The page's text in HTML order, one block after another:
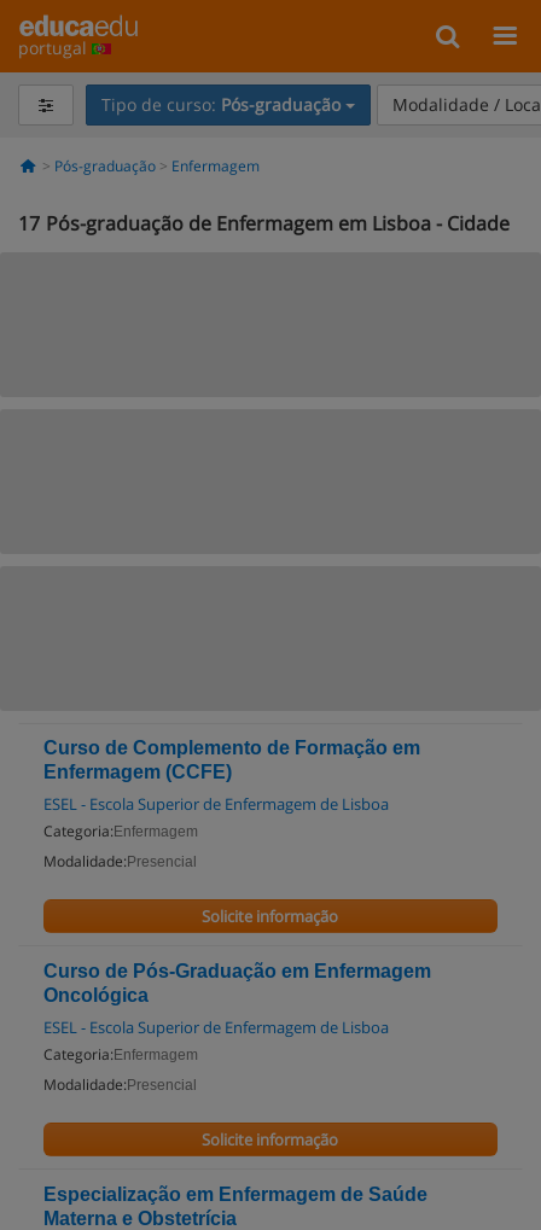
portugal
Tipo de curso: Pós-graduação Modalidade /
Pós-graduação Enfermagem
17 Pós-graduação de Enfermagem em Lisboa - Cidade
Curso de Complemento de Formação em
Enfermagem (CCFE)
ESEL - Escola Superior de Enfermagem de Lisboa
Categoria: Enfermagem
Modalidade: Presencial
Solicite informação
Curso de Pós-Graduação em Enfermagem
Oncológica
ESEL - Escola Superior de Enfermagem de Lisboa
Categoria: Enfermagem
Modalidade: Presencial
Solicite informação
Especialização em Enfermagem de Saúde
Materna e Obstetrícia